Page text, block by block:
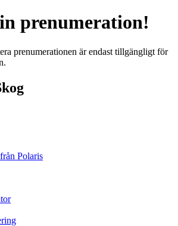
prenumeration!
prenumerationen är endast tillgängligt för
Polaris